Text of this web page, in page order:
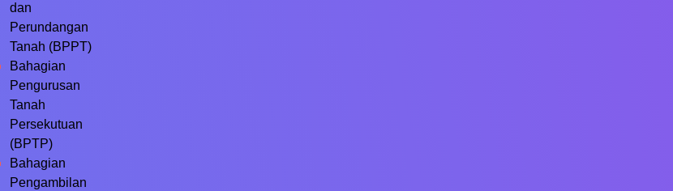
dan
Perundangan
Tanah (BPPT)
Bahagian
Pengurusan
Tanah
Persekutuan
(BPTP)
Bahagian
Pengambilan